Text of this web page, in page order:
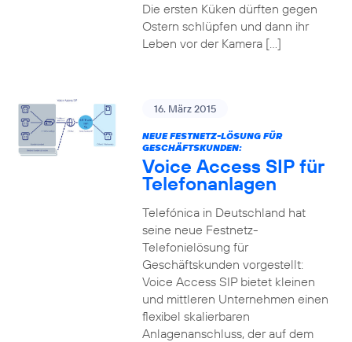
Die ersten Küken dürften gegen
Ostern schlüpfen und dann ihr
Leben vor der Kamera […]
16. März 2015
NEUE FESTNETZ-LÖSUNG FÜR
GESCHÄFTSKUNDEN:
Voice Access SIP für
Telefonanlagen
Telefónica in Deutschland hat
seine neue Festnetz-
Telefonielösung für
Geschäftskunden vorgestellt:
Voice Access SIP bietet kleinen
und mittleren Unternehmen einen
flexibel skalierbaren
Anlagenanschluss, der auf dem